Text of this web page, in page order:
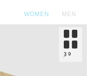
WOMEN MEN
3 9